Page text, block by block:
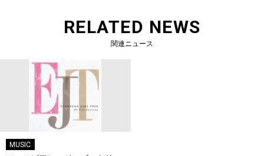
RELATED NEWS
関連ニュース
MUSIC